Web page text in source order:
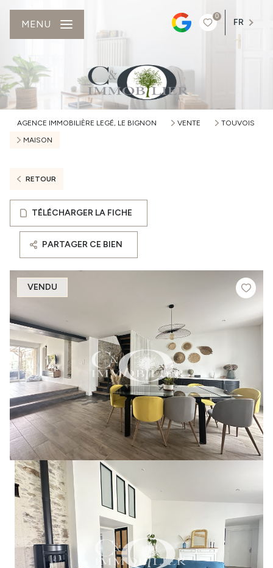
0
FR
MENU
AGENCE IMMOBILIÈRE LEGÉ, LE BIGNON VENTE
TOUVOIS
MAISON
RETOUR
TÉLÉCHARGER LA FICHE
PARTAGER CE BIEN
VENDU